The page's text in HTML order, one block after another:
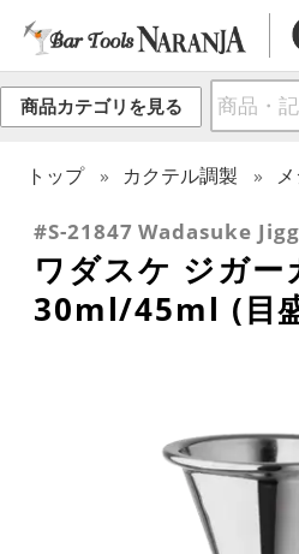
商品カテゴリを見る
トップ カクテル調製
#S-21847 Wadasuke
ワダスケ ジガー
30ml/45ml (目